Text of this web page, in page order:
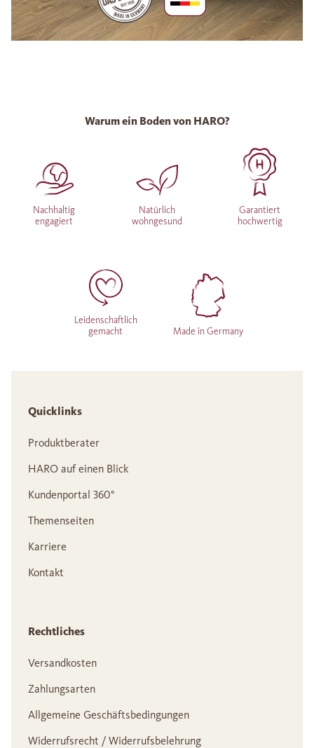
Warum ein Boden von HARO?
Nachhaltig
engagiert
Natürlich
wohngesund
Garantiert
hochwertig
Leidenschaftlich
gemacht
Made in Germany
Quicklinks
Produktberater
HARO auf einen Blick
Kundenportal 360°
Themenseiten
Karriere
Kontakt
Rechtliches
Versandkosten
Zahlungsarten
Allgemeine Geschäftsbedingungen
Widerrufsrecht / Widerrufsbelehrung